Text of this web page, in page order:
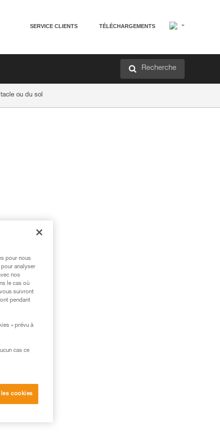
SERVICE CLIENTS TÉLÉCHARGEMENTS
Recherche
ou du sol
pour nous
analyser
nos
le cas où
suivront
pendant
» prévu à
cas ce
cookies